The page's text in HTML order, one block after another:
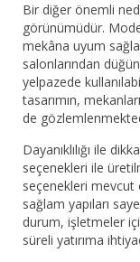
Bir diğer önemli
görünümüdür.
mekâna uyum
salonlarından
yelpazede
tasarımın,
de
Dayanıklılığı ile
seçenekleri ile
seçenekleri mevcut
sağlam yapıları
durum, işletmeler
süreli yatırıma